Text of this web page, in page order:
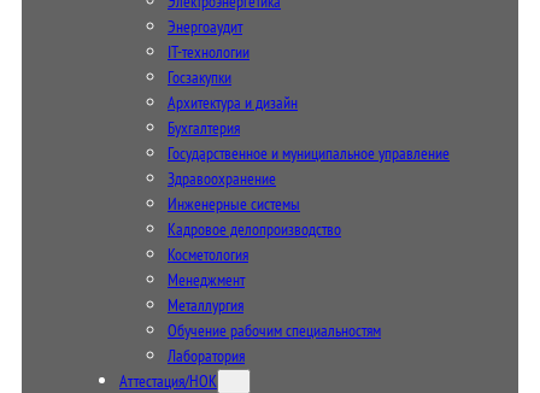
Энергоаудит
IT-технологии
Госзакупки
Архитектура и дизайн
Бухгалтерия
Государственное и муниципальное управление
Здравоохранение
Инженерные системы
Кадровое делопроизводство
Косметология
Менеджмент
Металлургия
Обучение рабочим специальностям
Лаборатория
Аттестация/НОК